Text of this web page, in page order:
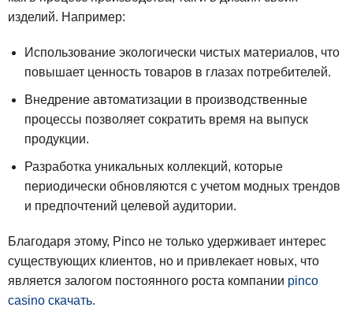
изделий. Например:
Использование экологически чистых материалов, что
повышает ценность товаров в глазах потребителей.
Внедрение автоматизации в производственные
процессы позволяет сократить время на выпуск
продукции.
Разработка уникальных коллекций, которые
периодически обновляются с учетом модных трендов
и предпочтений целевой аудитории.
Благодаря этому, Pinco не только удерживает интерес
существующих клиентов, но и привлекает новых, что
является залогом постоянного роста компании pinco
casino скачать.